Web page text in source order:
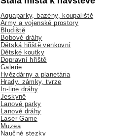
Aquaparky, bazény, koupaliště
Army a vojenské prostory
Bludiště
Bobové dráhy
Dětská hřiště venkovní
Dětské koutky
Dopravní hřiště
Galerie
Hvězdárny a planetária
Hrady, zámky, tvrze
In-line dráhy
Jeskyně
Lanové parky
Lanové dráhy
Laser Game
Muzea
Naučné stezky